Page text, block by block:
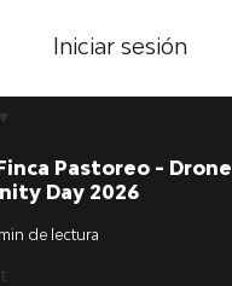
Iniciar sesión
Pastoreo - Drone
Day 2026
de lectura